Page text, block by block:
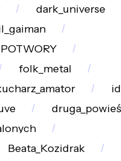
dark_universe
POTWORY
folk_metal
Beata_Kozidrak